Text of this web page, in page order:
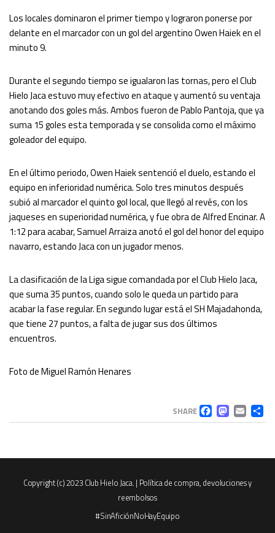
Los locales dominaron el primer tiempo y lograron ponerse por
delante en el marcador con un gol del argentino Owen Haiek en el
minuto 9.
Durante el segundo tiempo se igualaron las tornas, pero el Club
Hielo Jaca estuvo muy efectivo en ataque y aumentó su ventaja
anotando dos goles más. Ambos fueron de Pablo Pantoja, que ya
suma 15 goles esta temporada y se consolida como el máximo
goleador del equipo.
En el último periodo, Owen Haiek sentenció el duelo, estando el
equipo en inferioridad numérica. Solo tres minutos después
subió al marcador el quinto gol local, que llegó al revés, con los
jaqueses en superioridad numérica, y fue obra de Alfred Encinar. A
1:12 para acabar, Samuel Arraiza anotó el gol del honor del equipo
navarro, estando Jaca con un jugador menos.
La clasificación de la Liga sigue comandada por el Club Hielo Jaca,
que suma 35 puntos, cuando solo le queda un partido para
acabar la fase regular. En segundo lugar está el SH Majadahonda,
que tiene 27 puntos, a falta de jugar sus dos últimos
encuentros.
Foto de Miguel Ramón Henares
SHARE
Copyright (c) 2023 Club Hielo Jaca. | Política de compra, devoluciones y
reembolsos
#SinAficiónNoHayEquipo